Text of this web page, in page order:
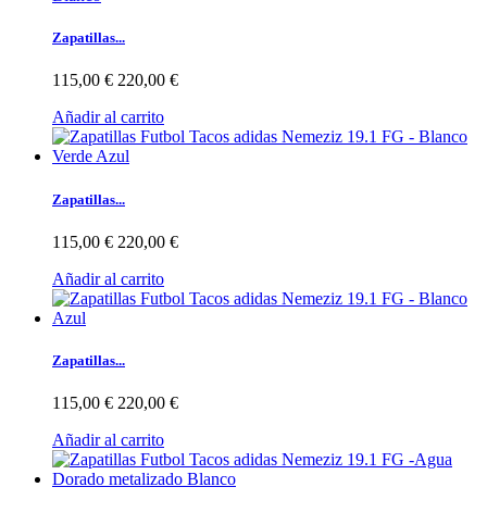
Zapatillas...
115,00 € 220,00 €
Añadir al carrito
Zapatillas...
115,00 € 220,00 €
Añadir al carrito
Zapatillas...
115,00 € 220,00 €
Añadir al carrito